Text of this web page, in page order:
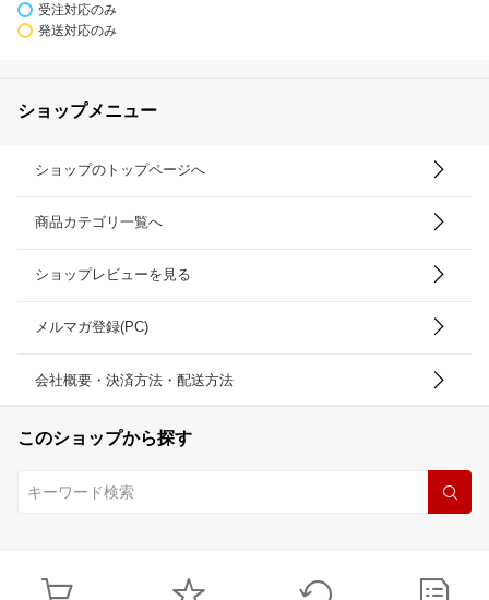
受注対応のみ
発送対応のみ
ショップメニュー
ショップのトップページへ
商品カテゴリ一覧へ
ショップレビューを見る
メルマガ登録(PC)
会社概要・決済方法・配送方法
このショップから探す